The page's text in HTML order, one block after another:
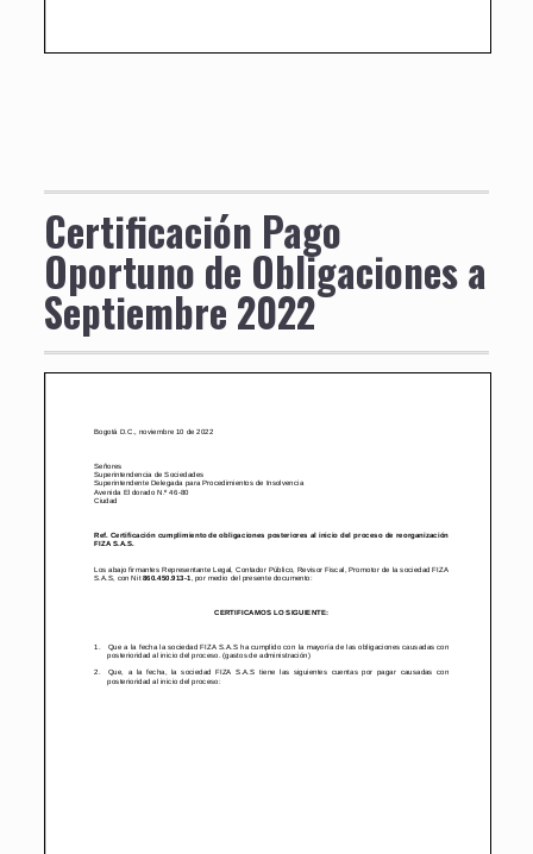
Certificación Pago
Oportuno de Obligaciones a
Septiembre 2022